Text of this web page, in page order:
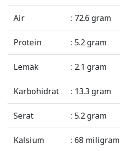
Air : 72.6 gram
Protein : 5.2 gram
Lemak : 2.1 gram
Karbohidrat : 13.3 gram
Serat : 5.2 gram
Kalsium : 68 miligram